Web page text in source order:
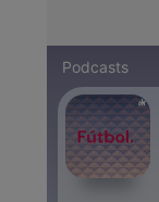
Podcasts